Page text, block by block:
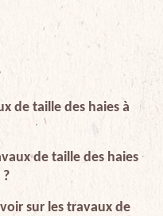
de taille des haies à
de taille des haies
sur les travaux de